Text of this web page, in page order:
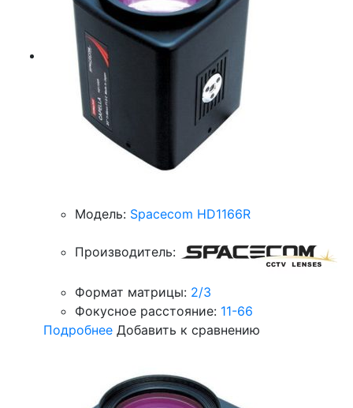
Модель: Spacecom HD1166R
Производитель:
Формат матрицы: 2/3
Фокусное расстояние: 11-66
Подробнее Добавить к сравнению